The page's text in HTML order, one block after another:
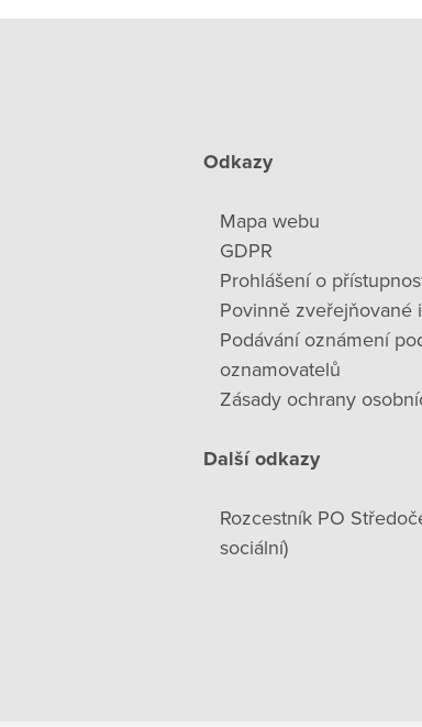
Odkazy
Mapa webu
GDPR
Prohlášení o
Povinně zveřejňované
Podávání oznámení
oznamovatelů
Zásady ochrany
Další odkazy
Rozcestník PO
sociální)